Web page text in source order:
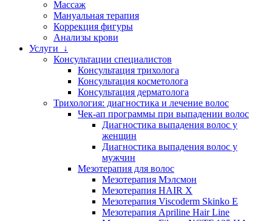
Массаж
Мануальная терапия
Коррекция фигуры
Анализы крови
Услуги ↓
Консультации специалистов
Консультация трихолога
Консультация косметолога
Консультация дерматолога
Трихология: диагностика и лечение волос
Чек-ап программы при выпадении волос
Диагностика выпадения волос у
женщин
Диагностика выпадения волос у
мужчин
Мезотерапия для волос
Мезотерапия Мэлсмон
Мезотерапия HAIR X
Мезотерапия Viscoderm Skinko E
Мезотерапия Apriline Hair Line